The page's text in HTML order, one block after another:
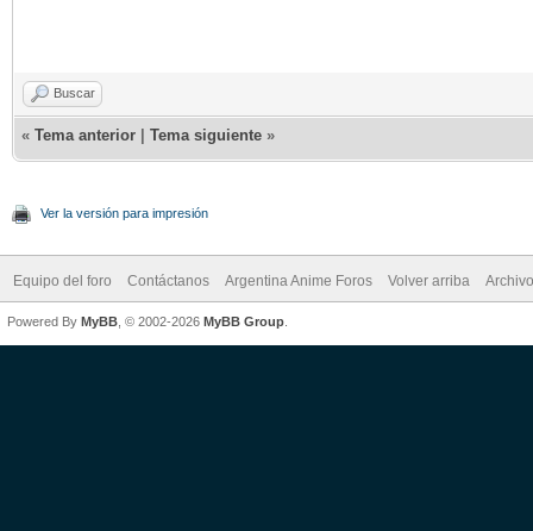
Buscar
« Tema anterior Tema siguiente »
Ver la versión para impresión
Equipo del foro Contáctanos Argentina Anime Foros Volver arriba
Powered By MyBB , © 2002-2026 MyBB Group